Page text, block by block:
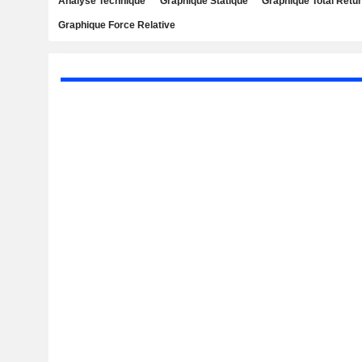
Graphique Force Relative